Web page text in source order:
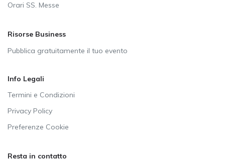
Orari SS. Messe
Risorse Business
Pubblica gratuitamente il tuo evento
Info Legali
Termini e Condizioni
Privacy Policy
Preferenze Cookie
Resta in contatto